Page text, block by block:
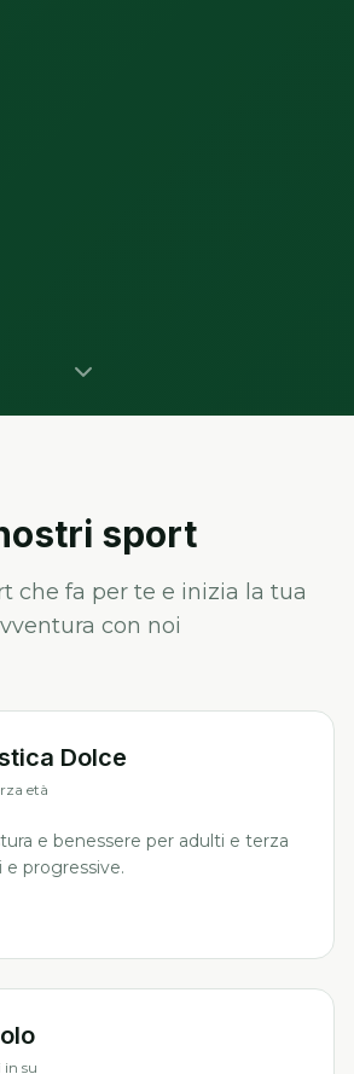
sport
che fa per te e inizia la tua
con noi
Dolce
età
e benessere per adulti e terza
e progressive.
in su